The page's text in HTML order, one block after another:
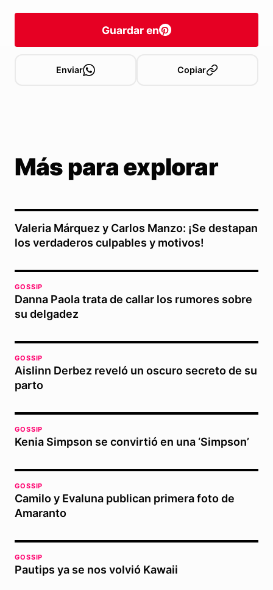
Guardar en
Enviar Copiar
Más para explorar
Valeria Márquez y Carlos Manzo: ¡Se destapan
los verdaderos culpables y motivos!
GOSSIP
Danna Paola trata de callar los rumores sobre
su delgadez
GOSSIP
Aislinn Derbez reveló un oscuro secreto de su
parto
GOSSIP
Kenia Simpson se convirtió en una ‘Simpson’
GOSSIP
Camilo y Evaluna publican primera foto de
Amaranto
GOSSIP
Pautips ya se nos volvió Kawaii